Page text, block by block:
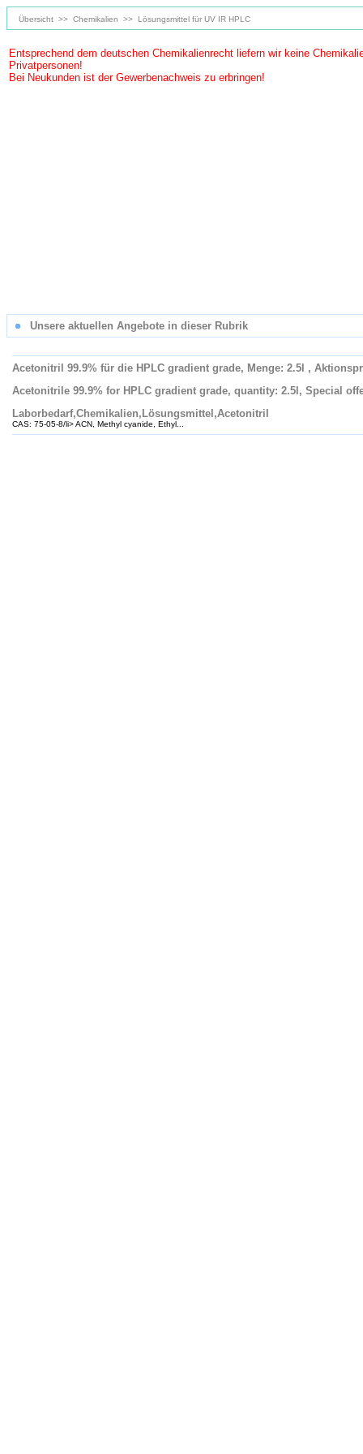
Übersicht >> Chemikalien >> Lösungsmittel für UV IR HPLC
Entsprechend dem deutschen Chemikalienrecht liefern wir keine
Privatpersonen!
Bei Neukunden ist der Gewerbenachweis zu erbringen!
Unsere aktuellen Angebote in dieser Rubrik
Acetonitril 99.9% für die HPLC gradient grade, Menge: 2.5l ,
Acetonitrile 99.9% for HPLC gradient grade, quantity: 2.5l, Special
Laborbedarf,Chemikalien,Lösungsmittel,Acetonitril
CAS: 75-05-8/li> ACN, Methyl cyanide, Ethyl...